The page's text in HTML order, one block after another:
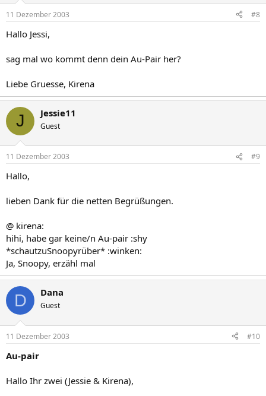
11 Dezember 2003 #8
Hallo Jessi,
sag mal wo kommt denn dein Au-Pair her?
Liebe Gruesse, Kirena
J Jessie11
Guest
11 Dezember 2003 #9
Hallo,
lieben Dank für die netten Begrüßungen.
@ kirena:
hihi, habe gar keine/n Au-pair :shy
*schautzuSnoopyrüber* :winken:
Ja, Snoopy, erzähl mal
D Dana
Guest
11 Dezember 2003 #10
Au-pair
Hallo Ihr zwei (Jessie & Kirena),